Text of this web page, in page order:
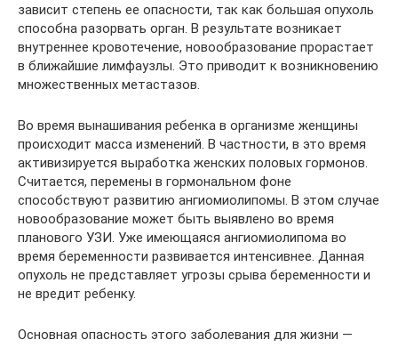
зависит степень ее опасности, так как большая опухоль
способна разорвать орган. В результате возникает
внутреннее кровотечение, новообразование прорастает
в ближайшие лимфаузлы. Это приводит к возникновению
множественных метастазов.
Во время вынашивания ребенка в организме женщины
происходит масса изменений. В частности, в это время
активизируется выработка женских половых гормонов.
Считается, перемены в гормональном фоне
способствуют развитию ангиомиолипомы. В этом случае
новообразование может быть выявлено во время
планового УЗИ. Уже имеющаяся ангиомиолипома во
время беременности развивается интенсивнее. Данная
опухоль не представляет угрозы срыва беременности и
не вредит ребенку.
Основная опасность этого заболевания для жизни —